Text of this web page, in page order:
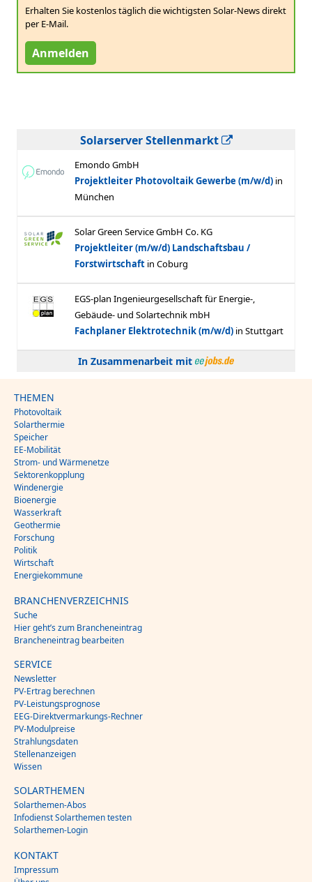
Erhalten Sie kostenlos täglich die wichtigsten Solar-News direkt
per E-Mail.
Anmelden
Solarserver Stellenmarkt
In Zusammenarbeit mit
THEMEN
Photovoltaik
Solarthermie
Speicher
EE-Mobilität
Strom- und Wärmenetze
Sektorenkopplung
Windenergie
Bioenergie
Wasserkraft
Geothermie
Forschung
Politik
Wirtschaft
Energiekommune
BRANCHENVERZEICHNIS
Suche
Hier geht’s zum Brancheneintrag
Brancheneintrag bearbeiten
SERVICE
Newsletter
PV-Ertrag berechnen
PV-Leistungsprognose
EEG-Direktvermarkungs-Rechner
PV-Modulpreise
Strahlungsdaten
Stellenanzeigen
Wissen
SOLARTHEMEN
Solarthemen-Abos
Infodienst Solarthemen testen
Solarthemen-Login
KONTAKT
Impressum